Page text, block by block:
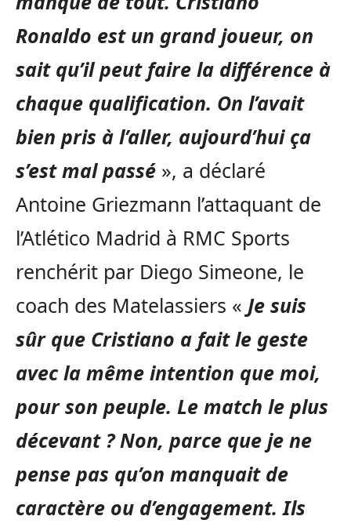
Ronaldo est un grand joueur, on
sait qu’il peut faire la différence à
chaque qualification. On l’avait
bien pris à l’aller, aujourd’hui ça
s’est mal passé », a déclaré
Antoine Griezmann l’attaquant de
l’Atlético Madrid à RMC Sports
renchérit par Diego Simeone, le
coach des Matelassiers « Je suis
sûr que Cristiano a fait le geste
avec la même intention que moi,
pour son peuple. Le match le plus
décevant ? Non, parce que je ne
pense pas qu’on manquait de
caractère ou d’engagement. Ils